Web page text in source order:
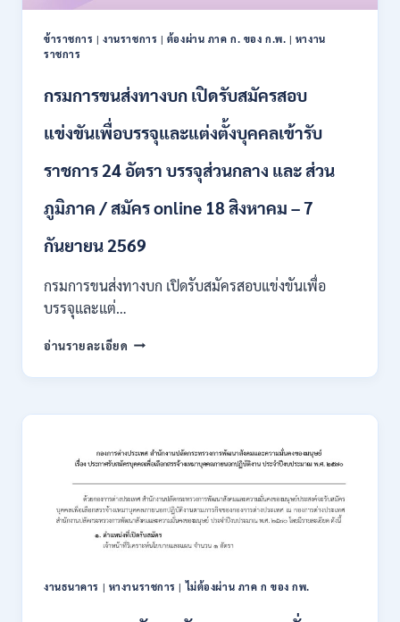
เป็น
กอง
อัตรา
ปวส.
ป.ตรี
สาขา
เงิน
/
ผ่าน
กพ.
สมัคร
ONLINE
–
31
สิงหาคม
ข้าราชการ |งานราชการ | ต้องผ่าน ภาค ก. ของ ก.พ. | หางาน
ราชการ
กรมการขนส่งทางบก เปิดรับสมัครสอบ
แข่งขันเพื่อบรรจุและแต่งตั้งบุคคลเข้ารับ
ราชการ 24 อัตรา บรรจุส่วนกลาง และ ส่วน
ภูมิภาค / สมัคร online 18 สิงหาคม – 7
กันยายน 2569
กรมการขนส่งทางบก เปิดรับสมัครสอบแข่งขันเพื่อ
บรรจุและแต่…
อ่านรายละเอียด กรม
ขนส่ง
บก
รับ
สมัคร
สอบ
แข่งขัน
เพื่อ
บรรจุ
ตั้ง
งานธนาคาร | หางานราชการ |ไม่ต้องผ่าน ภาค ก ของ กพ.